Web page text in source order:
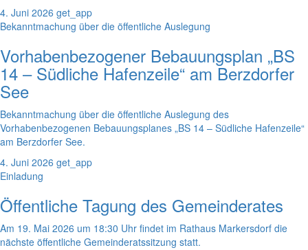
4. Juni 2026 get_app
Bekanntmachung über die öffentliche Auslegung
Vorhabenbezogener Bebauungsplan „BS
14 – Südliche Hafenzeile“ am Berzdorfer
See
Bekanntmachung über die öffentliche Auslegung des
Vorhabenbezogenen Bebauungsplanes „BS 14 – Südliche Hafenzeile“
am Berzdorfer See.
4. Juni 2026 get_app
Einladung
Öffentliche Tagung des Gemeinderates
Am 19. Mai 2026 um 18:30 Uhr findet im Rathaus Markersdorf die
nächste öffentliche Gemeinderatssitzung statt.